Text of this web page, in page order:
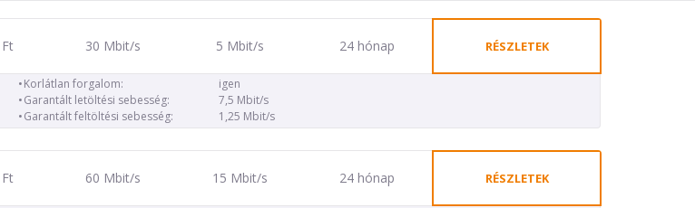
30 Mbit/s 5 Mbit/s 24 hónap RÉSZLETEK
Korlátlan forgalom:
igen
Garantált letöltési sebesség:
7,5 Mbit/s
Garantált feltöltési sebesség:
1,25 Mbit/s
60 Mbit/s 15 Mbit/s 24 hónap RÉSZLETEK